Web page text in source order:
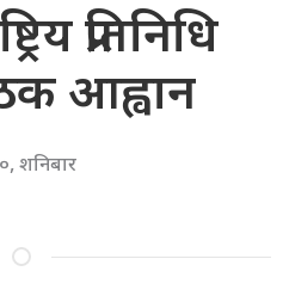
प्रतिनिधि
आह्वान
शनिबार